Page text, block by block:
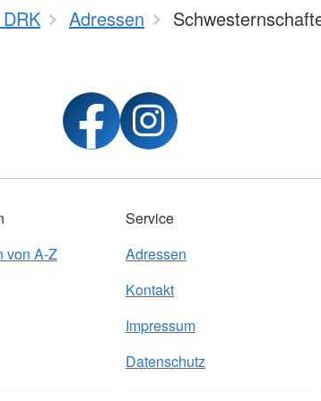
Adressen
von A-Z
Service
Adressen
Kontakt
Impressum
Datenschutz